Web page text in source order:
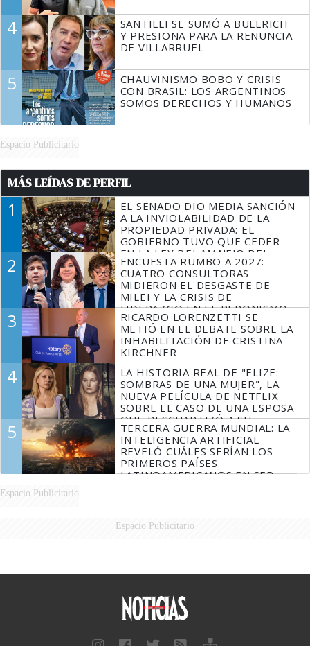
4
SANTILLI SE SUMÓ A BULLRICH
Y PRESIONA PARA LA RENUNCIA
DE VILLARRUEL
5
CHAUVINISMO BOBO Y CRISIS
CON BRASIL: LOS ARGENTINOS
SOMOS DERECHOS Y HUMANOS
Espacio Publicitario
MÁS LEÍDAS DE PERFIL
1
EL SENADO DIO MEDIA SANCIÓN
A LA INVIOLABILIDAD DE LA
PROPIEDAD PRIVADA: EL
GOBIERNO TUVO QUE CEDER
EN LA LEY DEL MANEJO DEL
FUEGO
2
ENCUESTA RUMBO A 2027:
CUATRO CONSULTORAS
MIDIERON EL DESGASTE DE
MILEI Y LA CRISIS DE
LIDERAZGO EN EL PERONISMO
3
RICARDO LORENZETTI SE
METIÓ EN EL DEBATE SOBRE LA
INHABILITACIÓN DE CRISTINA
KIRCHNER
4
LA HISTORIA REAL DE "ELIZE:
SOMBRAS DE UNA MUJER", LA
NUEVA PELÍCULA DE NETFLIX
SOBRE EL CASO DE UNA ESPOSA
QUE DESCUARTIZÓ A SU
MARIDO
5
TERCERA GUERRA MUNDIAL: LA
INTELIGENCIA ARTIFICIAL
REVELÓ CUÁLES SERÍAN LOS
PRIMEROS PAÍSES
LATINOAMERICANOS EN SER
Espacio Publicitario
Espacio Publicitario